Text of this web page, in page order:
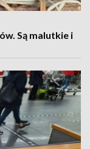
Są malutkie i